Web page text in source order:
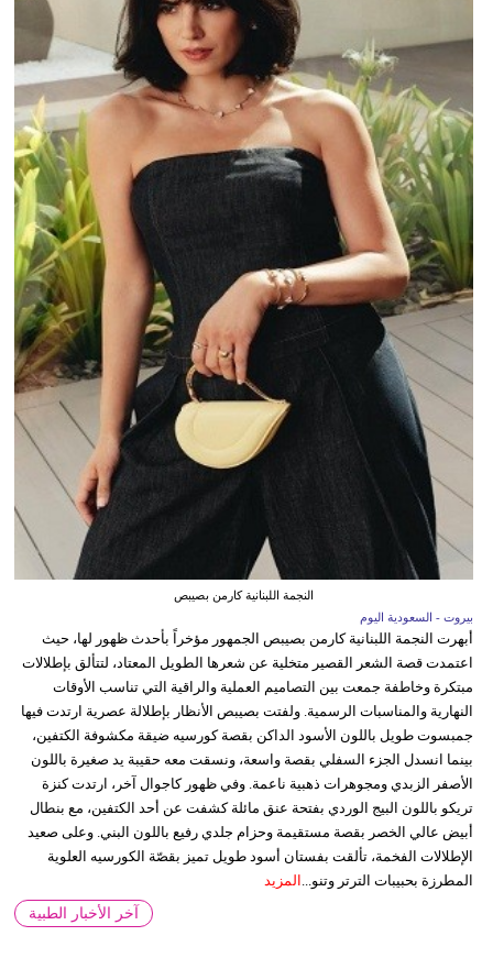
النجمة اللبنانية كارمن بصيبص
بيروت - السعودية اليوم
أبهرت النجمة اللبنانية كارمن بصيبص الجمهور مؤخراً بأحدث ظهور لها، حيث
اعتمدت قصة الشعر القصير متخلية عن شعرها الطويل المعتاد، لتتألق بإطلالات
مبتكرة وخاطفة جمعت بين التصاميم العملية والراقية التي تناسب الأوقات
النهارية والمناسبات الرسمية. ولفتت بصيبص الأنظار بإطلالة عصرية ارتدت فيها
جمبسوت طويل باللون الأسود الداكن بقصة كورسيه ضيقة مكشوفة الكتفين،
بينما انسدل الجزء السفلي بقصة واسعة، ونسقت معه حقيبة يد صغيرة باللون
الأصفر الزبدي ومجوهرات ذهبية ناعمة. وفي ظهور كاجوال آخر، ارتدت كنزة
تريكو باللون البيج الوردي بفتحة عنق مائلة كشفت عن أحد الكتفين، مع بنطال
أبيض عالي الخصر بقصة مستقيمة وحزام جلدي رفيع باللون البني. وعلى صعيد
الإطلالات الفخمة، تألقت بفستان أسود طويل تميز بقصّة الكورسيه العلوية
المطرزة بحبيبات الترتر وتنو...
المزيد
آخر الأخبار الطبية